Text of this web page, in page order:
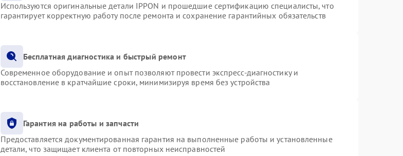
Используются оригинальные детали IPPON и прошедшие сертификацию специалисты, что
гарантирует корректную работу после ремонта и сохранение гарантийных обязательств
Бесплатная диагностика и быстрый ремонт
Современное оборудование и опыт позволяют провести экспресс-диагностику и
восстановление в кратчайшие сроки, минимизируя время без устройства
Гарантия на работы и запчасти
Предоставляется документированная гарантия на выполненные работы и установленные
детали, что защищает клиента от повторных неисправностей